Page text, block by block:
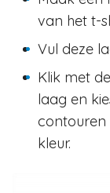
van het t-
Vul deze
Klik met
laag en
contouren
kleur.